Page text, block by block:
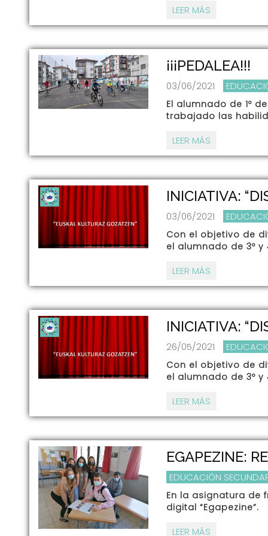
LEER MÁS
¡¡¡PEDALEA!!!
03/06/2021
El alumnado de 1º
trabajado las
LEER MÁS
INICIATIVA:
03/06/2021
Con el objetivo de
el alumnado de 3º
LEER MÁS
INICIATIVA:
26/05/2021
Con el objetivo de
el alumnado de 3º
LEER MÁS
EGAPEZINE:
EDUCACIÓN
En la asignatura de
digital “Egapezine”.
LEER MÁS